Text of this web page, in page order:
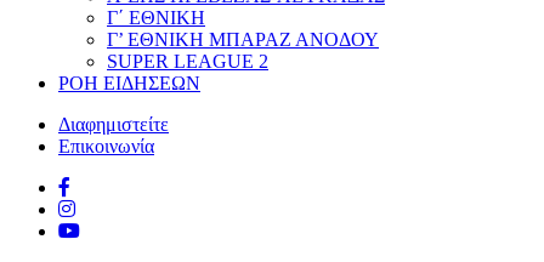
Γ΄ ΕΘΝΙΚΗ
Γ’ ΕΘΝΙΚΗ ΜΠΑΡΑΖ ΑΝΟΔΟΥ
SUPER LEAGUE 2
ΡΟΗ ΕΙΔΗΣΕΩΝ
Διαφημιστείτε
Επικοινωνία